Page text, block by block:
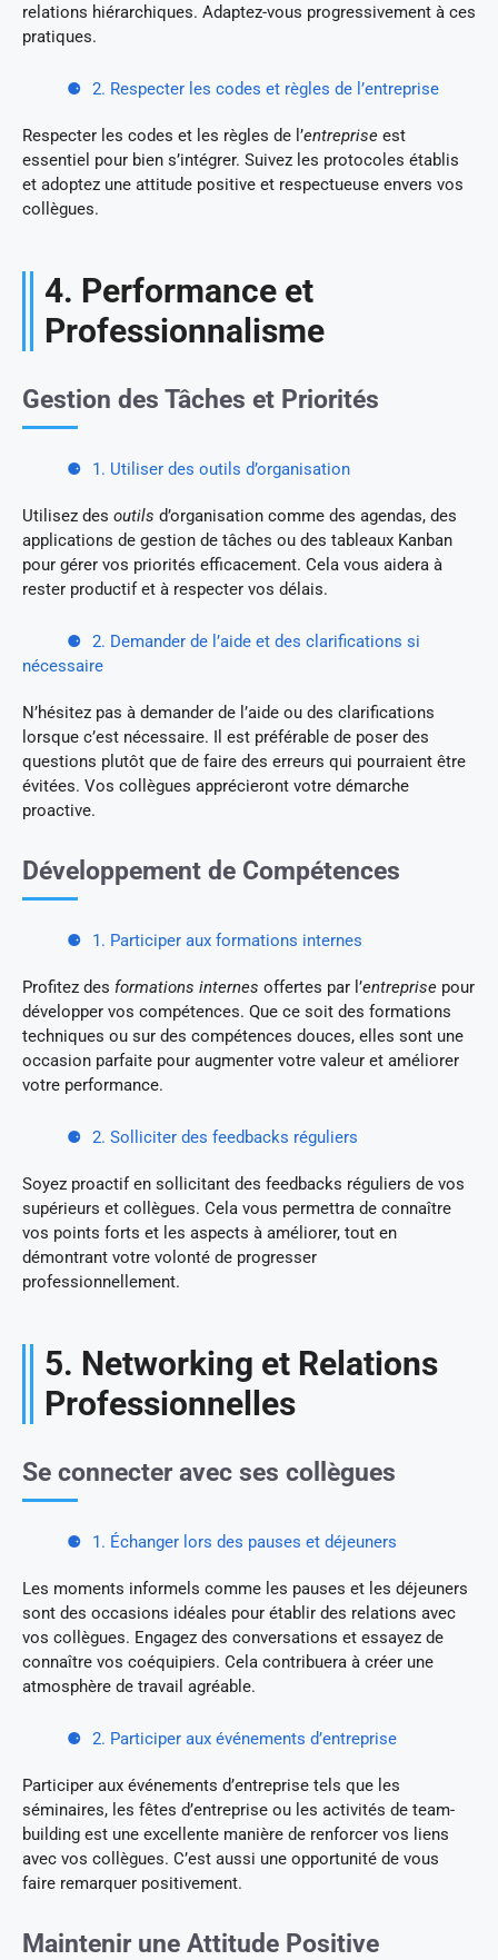
relations hiérarchiques. Adaptez-vous progressivement à ces
pratiques.
2. Respecter les codes et règles de l’entreprise
Respecter les codes et les règles de l’entreprise est
essentiel pour bien s’intégrer. Suivez les protocoles établis
et adoptez une attitude positive et respectueuse envers vos
collègues.
4. Performance et
Professionnalisme
Gestion des Tâches et Priorités
1. Utiliser des outils d’organisation
Utilisez des outils d’organisation comme des agendas, des
applications de gestion de tâches ou des tableaux Kanban
pour gérer vos priorités efficacement. Cela vous aidera à
rester productif et à respecter vos délais.
2. Demander de l’aide et des clarifications si
nécessaire
N’hésitez pas à demander de l’aide ou des clarifications
lorsque c’est nécessaire. Il est préférable de poser des
questions plutôt que de faire des erreurs qui pourraient être
évitées. Vos collègues apprécieront votre démarche
proactive.
Développement de Compétences
1. Participer aux formations internes
Profitez des formations internes offertes par l’entreprise pour
développer vos compétences. Que ce soit des formations
techniques ou sur des compétences douces, elles sont une
occasion parfaite pour augmenter votre valeur et améliorer
votre performance.
2. Solliciter des feedbacks réguliers
Soyez proactif en sollicitant des feedbacks réguliers de vos
supérieurs et collègues. Cela vous permettra de connaître
vos points forts et les aspects à améliorer, tout en
démontrant votre volonté de progresser
professionnellement.
5. Networking et Relations
Professionnelles
Se connecter avec ses collègues
1. Échanger lors des pauses et déjeuners
Les moments informels comme les pauses et les déjeuners
sont des occasions idéales pour établir des relations avec
vos collègues. Engagez des conversations et essayez de
connaître vos coéquipiers. Cela contribuera à créer une
atmosphère de travail agréable.
2. Participer aux événements d’entreprise
Participer aux événements d’entreprise tels que les
séminaires, les fêtes d’entreprise ou les activités de team-
building est une excellente manière de renforcer vos liens
avec vos collègues. C’est aussi une opportunité de vous
faire remarquer positivement.
Maintenir une Attitude Positive